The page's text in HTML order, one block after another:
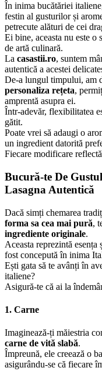
În inima bucătăriei
festin al gusturilor și
petrecute alături de cei
Ei bine, aceasta nu este
de artă culinară.
La casastii.ro, suntem
autentică a acestei
De-a lungul timpului, am
personaliza rețeta,
amprentă asupra ei.
Într-adevăr, flexibilitatea
gătit.
Poate vrei să adaugi o
un ingredient datorită
Fiecare modificare
Bucură-te De
Lasagna Autentică
Dacă simți chemarea
forma sa cea mai pură,
ingrediente originale.
Aceasta reprezintă
fost concepută în inima
Ești gata să te avânți în
italiene?
Asigură-te că ai la
1. Carne
Imaginează-ți măiestria
carne de vită slabă.
Împreună, ele creează o
asigurându-se că fiecare